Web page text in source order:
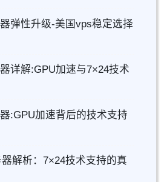
弹性升级-美国vps稳定选择
详解:GPU加速与7×24技术
:GPU加速背后的技术支持
解析：7×24技术支持的真